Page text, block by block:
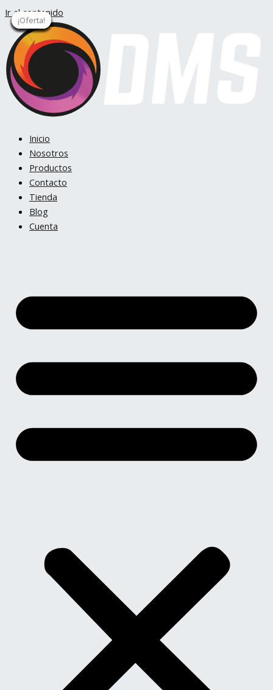
Ir al contenido
Inicio
Nosotros
Productos
Contacto
Tienda
Blog
Cuenta
¡Oferta!
¡Oferta!
¡Oferta!
¡Oferta!
¡Oferta!
¡Oferta!
¡Oferta!
¡Oferta!
¡Oferta!
¡Oferta!
¡Oferta!
¡Oferta!
¡Oferta!